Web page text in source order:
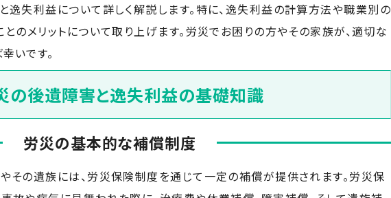
逸失利益について詳しく解説します。特に、逸失利益の計算方法や職業別の
のメリットについて取り上げます。労災でお困りの方やその家族が、適切な
いです。
の後遺障害と逸失利益の基礎知識
労災の基本的な補償制度
その遺族には、労災保険制度を通じて一定の補償が提供されます。労災保